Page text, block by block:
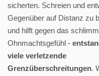
sicherten. Schreien und
Gegenüber auf Distanz zu
und hilft gegen das
Ohnmachtsgefühl -
viele verletzende
Grenzüberschreitungen.